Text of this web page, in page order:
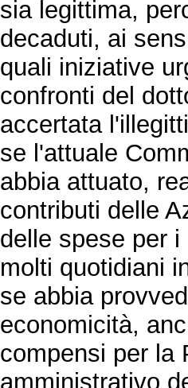
sia legittima,
decaduti, ai
quali iniziative
confronti del
accertata
se l'attuale
abbia attuato,
contributi delle
delle spese per
molti quotidiani
se abbia
economicità,
compensi per la
amministrativo